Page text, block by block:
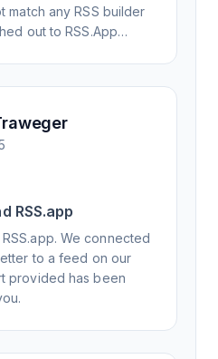
match any RSS builder
out to RSS.App
who was
and clearly wanted to
It has been a few
revisions and direct
notes are in a way
and find value in.
exceptional
be pushing everyone I
RSS needs.
RSS.app
We connected
to a feed on our
provided has been